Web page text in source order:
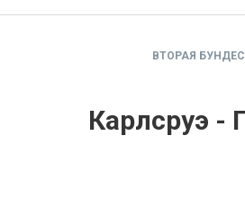
ВТОРАЯ
Карлсруэ -